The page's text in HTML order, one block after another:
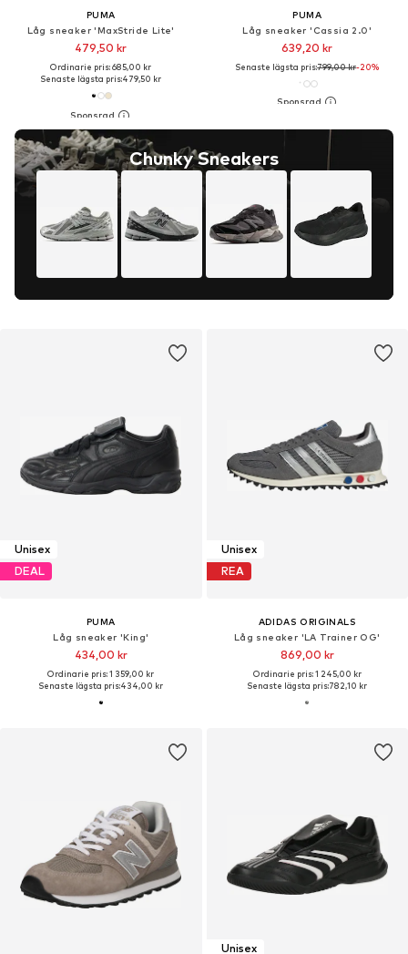
PUMA
Låg sneaker 'MaxStride Lite'
479,50 kr
Ordinarie pris: 685,00 kr
Senaste lägsta pris:479,50 kr
Chunky Sneakers
PUMA
Låg sneaker 'Cassia 2.0'
639,20 kr
Senaste lägsta pris:799,00 kr-20%
Unisex
DEAL
PUMA
Låg sneaker 'King'
434,00 kr
Ordinarie pris: 1 359,00 kr
Senaste lägsta pris:434,00 kr
Unisex
REA
ADIDAS ORIGINALS
Låg sneaker 'LA Trainer OG'
869,00 kr
Ordinarie pris: 1 245,00 kr
Senaste lägsta pris:782,10 kr
Unisex